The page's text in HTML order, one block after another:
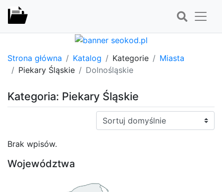
Strona główna Katalog Kategorie
Miasta
Piekary Śląskie
Dolnośląskie
Kategoria: Piekary Śląskie
Sortuj:
Brak wpisów.
Województwa